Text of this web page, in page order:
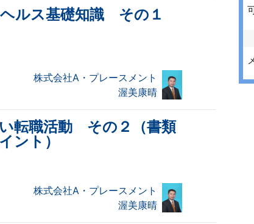
ルス基礎知識 その１
株式会社A・プレースメント
渥美康晴
転職活動 その２（書類
ント）
株式会社A・プレースメント
渥美康晴